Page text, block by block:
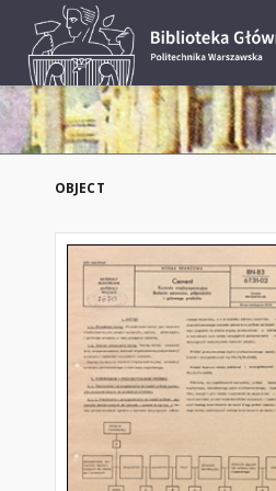
OBJECT